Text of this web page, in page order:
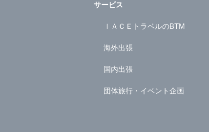
サービス
ＩＡＣＥトラベルのBTM
海外出張
国内出張
団体旅行・イベント企画